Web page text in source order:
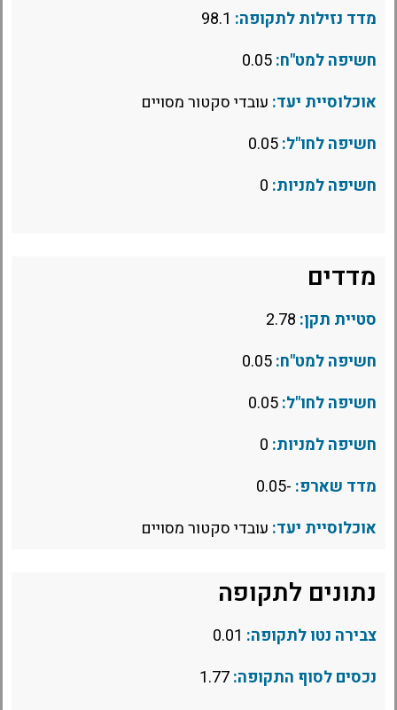
מדד נזילות לתקופה:
חשיפה למט"ח:
אוכלוסיית יעד: עובדי סקטור מסויים
חשיפה לחו"ל:
חשיפה למניות:
מדדים
סטיית תקן:
חשיפה למט"ח:
חשיפה לחו"ל:
חשיפה למניות:
מדד שארפ: -0.05
אוכלוסיית יעד: עובדי סקטור מסויים
נתונים לתקופה
צבירה נטו לתקופה:
נכסים לסוף התקופה: